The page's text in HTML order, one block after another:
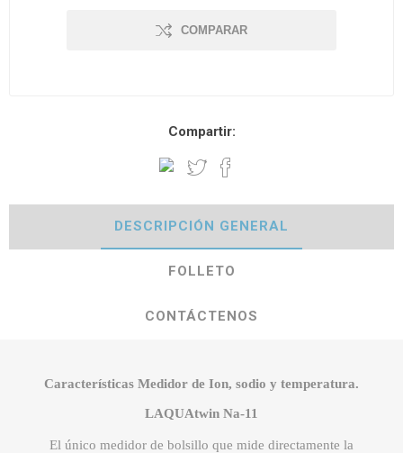
COMPARAR
Compartir:
DESCRIPCIÓN GENERAL
FOLLETO
CONTÁCTENOS
Características Medidor de Ion, sodio y temperatura.
LAQUAtwin Na-11
El único medidor de bolsillo que mide directamente la